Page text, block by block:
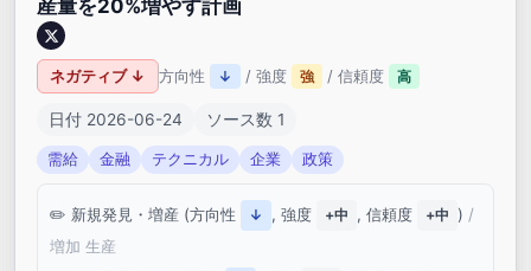
産量を20%増やす計画
ネガティブ ↓ 方向性 ↓ / 強度 強 / 信頼度 高
日付 2026-06-24 ソース数 1
需給 金融 テクニカル 企業 政策
新規発見・増産 (方向性 ↓ , 強度 +中 , 信頼度 +中 ) /
増加 生産